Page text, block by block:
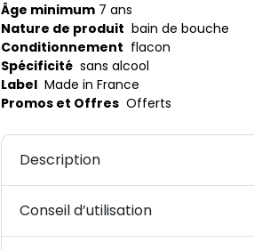
Âge minimum 7 ans
Nature de produit bain de bouche
Conditionnement flacon
Spécificité sans alcool
Label Made in France
Promos et Offres Offerts
Description
Conseil d’utilisation